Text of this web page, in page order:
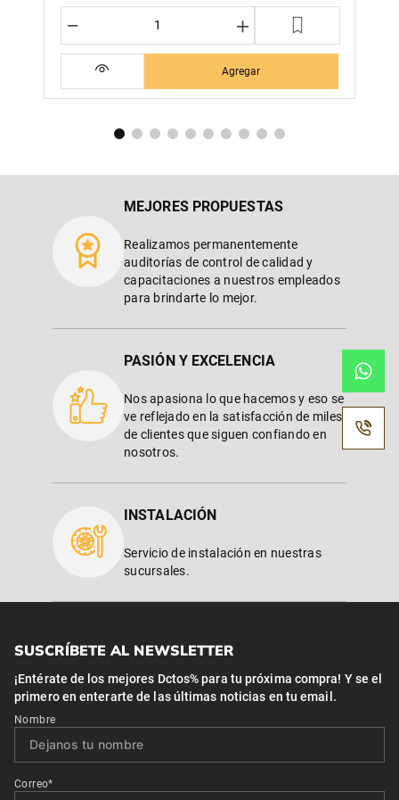
＋
－
Agregar
MEJORES PROPUESTAS
Realizamos permanentemente
auditorías de control de calidad y
capacitaciones a nuestros empleados
para brindarte lo mejor.
PASIÓN Y EXCELENCIA
Nos apasiona lo que hacemos y eso se
ve reflejado en la satisfacción de miles
de clientes que siguen confiando en
nosotros.
INSTALACIÓN
Servicio de instalación en nuestras
sucursales.
SUSCRÍBETE AL NEWSLETTER
¡Entérate de los mejores Dctos% para tu próxima compra! Y se el
primero en enterarte de las últimas noticias en tu email.
Nombre
Correo*